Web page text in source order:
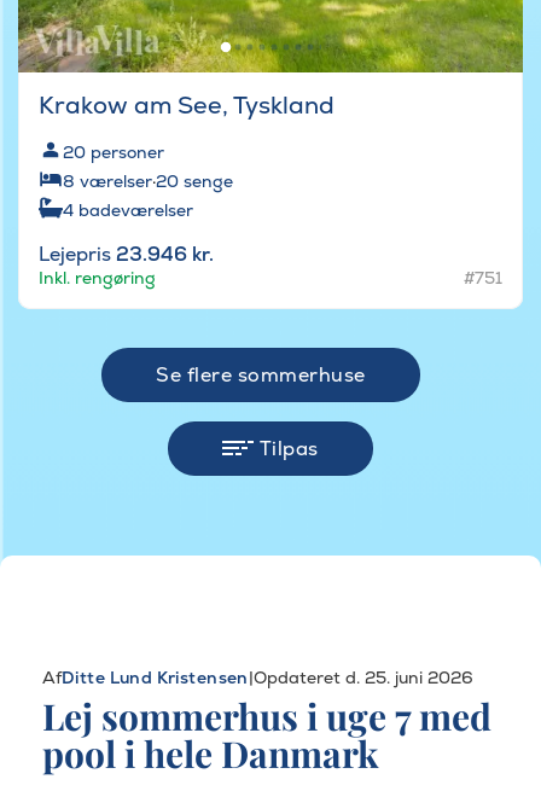
Krakow am See, Tyskland
20 personer
8 værelser·20 senge
4 badeværelser
Lejepris 23.946 kr.
Inkl. rengøring #751
Se flere sommerhuse
Tilpas
AfDitte Lund Kristensen|Opdateret d. 25. juni 2026
Lej sommerhus i uge 7 med
pool i hele Danmark